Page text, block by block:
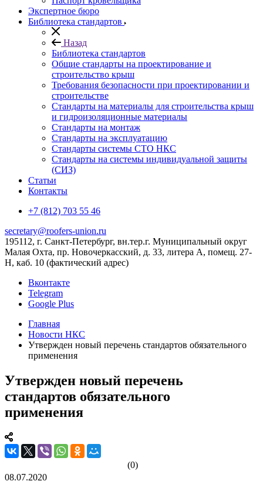
Экспертное бюро
Библиотека стандартов
Назад
Библиотека стандартов
Общие стандарты на проектирование и
строительство крыш
Требования безопасности при проектировании и
строительстве
Стандарты на материалы для строительства крыш
и гидроизоляционные материалы
Стандарты на монтаж
Стандарты на эксплуатацию
Стандарты системы СТО НКС
Стандарты на системы индивидуальной защиты
(СИЗ)
Статьи
Контакты
+7 (812) 703 55 46
secretary@roofers-union.ru
195112, г. Санкт-Петербург, вн.тер.г. Муниципальный округ
Малая Охта, пр. Новочеркасский, д. 33, литера А, помещ. 27-
Н, каб. 10 (фактический адрес)
Вконтакте
Telegram
Google Plus
Главная
Новости НКС
Утвержден новый перечень стандартов обязательного
применения
Утвержден новый перечень
стандартов обязательного
применения
(0)
08.07.2020